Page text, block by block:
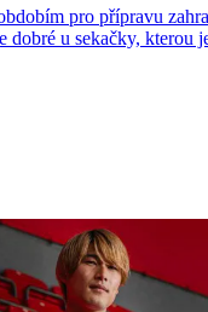
pro přípravu
dobré u sekačky, kterou